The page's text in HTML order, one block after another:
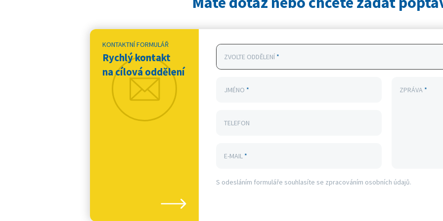
KONTAKTNÍ FORMULÁŘ
Rychlý kontakt
na cílová oddělení
ZVOLTE ODDĚLENÍ *
JMÉNO * ZPRÁVA *
TELEFON
E-MAIL *
S odesláním formuláře souhlasíte se zpracováním osobních údajů.